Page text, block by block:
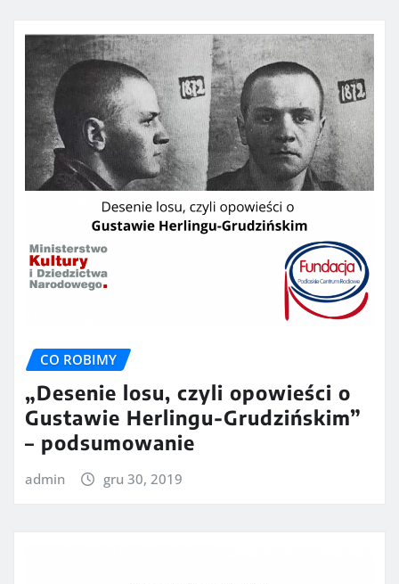
CO ROBIMY
„Desenie losu, czyli opowieści o
Gustawie Herlingu-Grudzińskim”
– podsumowanie
admin gru 30, 2019